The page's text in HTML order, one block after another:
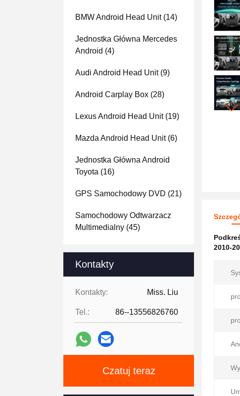
BMW Android Head Unit(14)
Jednostka Główna Mercedes
Android (4)
Audi Android Head Unit(9)
Android Carplay Box (28)
Lexus Android Head Unit(19)
Mazda Android Head Unit(6)
Jednostka Główna Android
Toyota (16)
GPS Samochodowy DVD (21)
Samochodowy Odtwarzacz
Multimedialny (45)
Kontakty
Kontakty: Miss. Liu
Tel.: 86--13556826760
Czatuj teraz
2010-